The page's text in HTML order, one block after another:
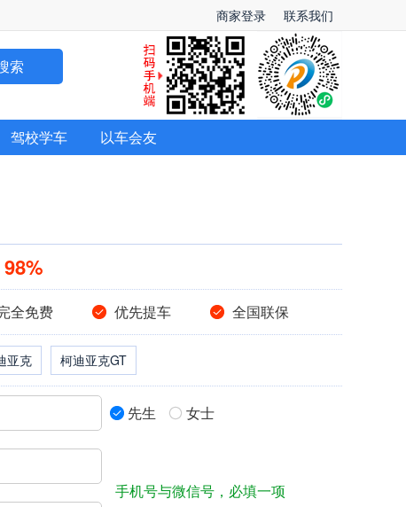
商家登录 联系我们
索
驾校学车 以车会友
98%
全免费 优先提车 全国联保
亚克 柯迪亚克GT
先生 女士
手机号与微信号，必填一项